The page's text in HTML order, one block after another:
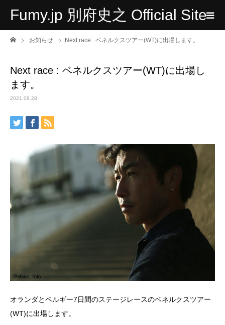
Fumy.jp 別府史之 Official Site
お知らせ Next race : ベネルクスツアー(WT)に出場します。
Next race : ベネルクスツアー(WT)に出場し
ます。
2021.08.28
オランダとベルギー7日間のステージレースのベネルクスツアー
(WT)に出場します。